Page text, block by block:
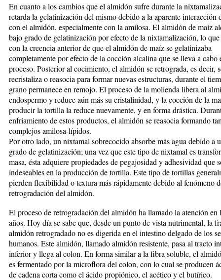
En cuanto a los cambios que el almidón sufre durante la
retarda la gelatinización del mismo debido a la aparente interacción
con el almidón, especialmente con la amilosa. El almidón de maíz
bajo grado de gelatinización por efecto de la nixtamalización, lo que
con la creencia anterior de que el almidón de maíz se gelatinizaba
completamente por efecto de la cocción alcalina que se lleva a cabo
proceso. Posterior al cocimiento, el almidón se retro­gra­da, es decir,
recristaliza o reasocia para formar nue­vas estructuras, durante el
grano per­­ma­nece en remojo. El proceso de la molienda libera al
endospermo y reduce aún más su cristalinidad, y la coc­ción de la
producir la tortilla la reduce nuevamente, y en forma drástica.
enfriamiento de estos productos, el almidón se reasocia formando
complejos amilosa-lípidos.
Por otro lado, un nixtamal sobrecocido absorbe más agua debido a
grado de gelatinización; una vez que este tipo de nixtamal es
masa, ésta ad­quiere propiedades de pegajosidad y adhesividad que
indeseables en la producción de tortilla. Este tipo de tortillas
pierden flexibilidad o textura más rápidamente debido al fenómeno
retrogradación del almidón.
El proceso de retrogradación del almidón ha llamado la atención en
años. Hoy día se sabe que, desde un punto de vista nutrimental, la
almidón re­trogradado no es digerida en el intestino delgado de los
humanos. Este almidón, llamado almidón resistente, pasa al tracto
inferior y llega al colon. En forma similar a la fibra soluble, el
es fermentado por la microflora del colon, con lo cual se producen
de cadena corta como el ácido propiónico, el acético y el butírico.